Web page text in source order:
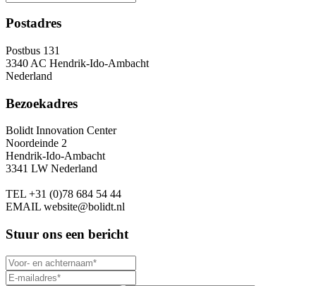
Postadres
Postbus 131
3340 AC Hendrik-Ido-Ambacht
Nederland
Bezoekadres
Bolidt Innovation Center
Noordeinde 2
Hendrik-Ido-Ambacht
3341 LW Nederland
TEL +31 (0)78 684 54 44
EMAIL website@bolidt.nl
Stuur ons een bericht